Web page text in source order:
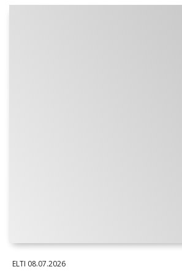
ELTI 08.07.2026